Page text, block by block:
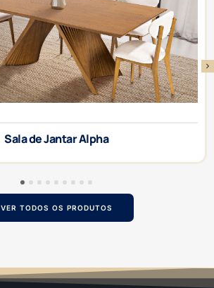
Sala de Jantar Alpha
5 6 7 8 9
VER TODOS OS PRODUTOS